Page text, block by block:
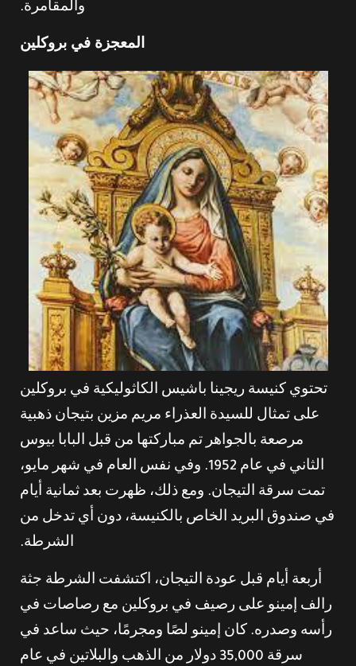
والمقامرة.
المعجزة في بروكلين
تحتوي كنيسة ريجينا باشيس الكاثوليكية في بروكلين
على تمثال للسيدة العذراء مريم مزين بتيجان ذهبية
مرصعة بالجواهر تم مباركتها من قبل البابا بيوس
الثاني في عام 1952. وفي نفس العام في شهر مايو،
تمت سرقة التيجان. ومع ذلك، ظهرت بعد ثمانية أيام
في صندوق البريد الخاص بالكنيسة، دون أي تدخل من
الشرطة.
أربعة أيام قبل عودة التيجان، اكتشفت الشرطة جثة
رالف إمينو على رصيف في بروكلين مع رصاصات في
رأسه وصدره. كان إمينو لصًا ومجرمًا، حيث ساعد في
سرقة 35,000 دولار من الذهب والبلاتين في عام